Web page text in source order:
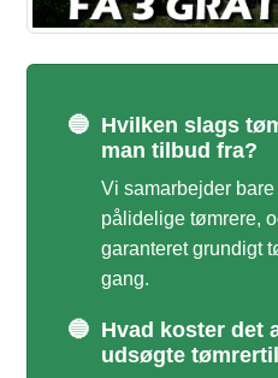
🔵 Hvilken slags
man tilbud fra?
Vi samarbejder
pålidelige tømrere,
garanteret grundigt
gang.
🔵 Hvad koster det
udsøgte